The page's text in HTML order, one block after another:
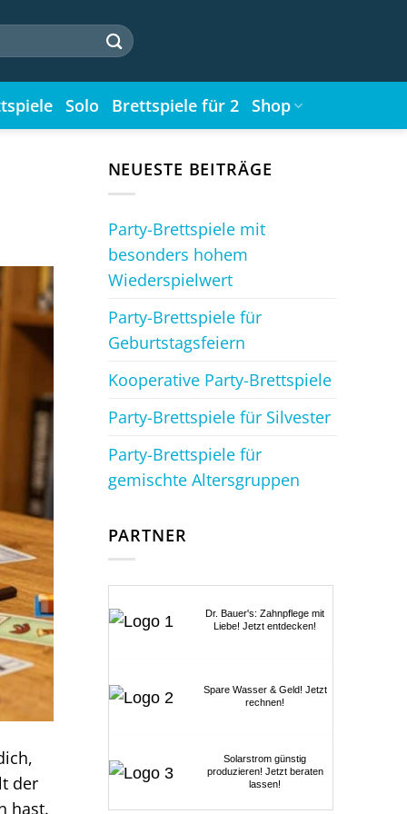
Solo Brettspiele für 2 Shop
der
hast.
NEUESTE BEITRÄGE
Party-Brettspiele mit
besonders hohem
Wiederspielwert
Party-Brettspiele für
Geburtstagsfeiern
Kooperative Party-Brettspiele
Party-Brettspiele für Silvester
Party-Brettspiele für
gemischte Altersgruppen
PARTNER
Dr. Bauer's: Zahnpflege mit
Liebe! Jetzt entdecken!
Spare Wasser & Geld! Jetzt
rechnen!
Solarstrom günstig
produzieren! Jetzt beraten
lassen!